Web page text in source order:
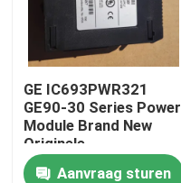
Producten
Ongeveer ons
Fabrieksreis
GE IC693PWR321
GE90-30 Series Power
Module Brand New
Originele
Aanvraag sturen